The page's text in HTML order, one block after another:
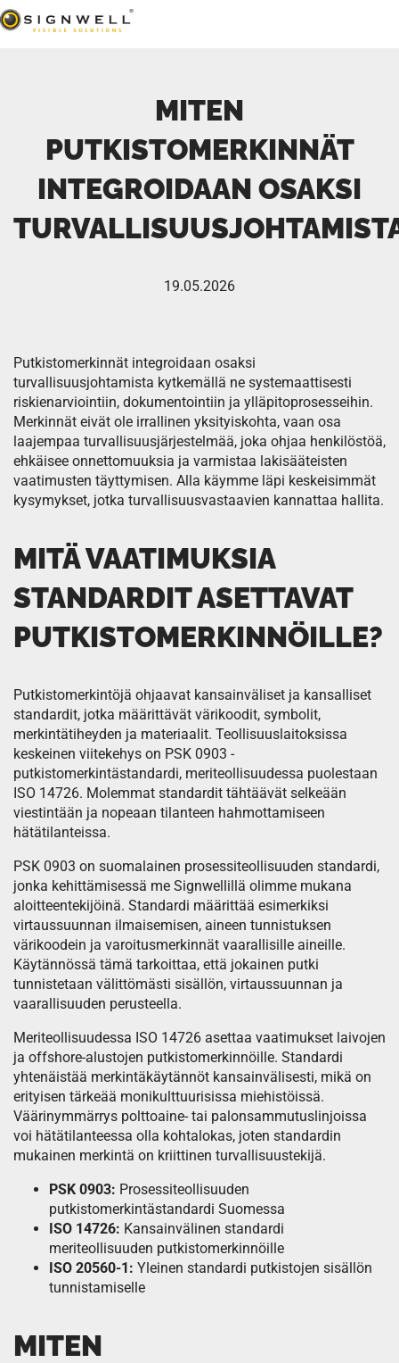
MITEN
PUTKISTOMERKINNÄT
INTEGROIDAAN OSAKSI
19.05.2026
Putkistomerkinnät integroidaan osaksi
turvallisuusjohtamista kytkemällä ne systemaattisesti
riskienarviointiin, dokumentointiin ja ylläpitoprosesseihin.
Merkinnät eivät ole irrallinen yksityiskohta, vaan osa
laajempaa turvallisuusjärjestelmää, joka ohjaa henkilöstöä,
ehkäisee onnettomuuksia ja varmistaa lakisääteisten
vaatimusten täyttymisen. Alla käymme läpi keskeisimmät
kysymykset, jotka turvallisuusvastaavien kannattaa hallita.
MITÄ VAATIMUKSIA
STANDARDIT ASETTAVAT
PUTKISTOMERKINNÖILLE?
Putkistomerkintöjä ohjaavat kansainväliset ja kansalliset
standardit, jotka määrittävät värikoodit, symbolit,
merkintätiheyden ja materiaalit. Teollisuuslaitoksissa
keskeinen viitekehys on PSK 0903 -
putkistomerkintästandardi, meriteollisuudessa puolestaan
ISO 14726. Molemmat standardit tähtäävät selkeään
viestintään ja nopeaan tilanteen hahmottamiseen
hätätilanteissa.
PSK 0903 on suomalainen prosessiteollisuuden standardi,
jonka kehittämisessä me Signwellillä olimme mukana
aloitteentekijöinä. Standardi määrittää esimerkiksi
virtaussuunnan ilmaisemisen, aineen tunnistuksen
värikoodein ja varoitusmerkinnät vaarallisille aineille.
Käytännössä tämä tarkoittaa, että jokainen putki
tunnistetaan välittömästi sisällön, virtaussuunnan ja
vaarallisuuden perusteella.
Meriteollisuudessa ISO 14726 asettaa vaatimukset laivojen
ja offshore-alustojen putkistomerkinnöille. Standardi
yhtenäistää merkintäkäytännöt kansainvälisesti, mikä on
erityisen tärkeää monikulttuurisissa miehistöissä.
Väärinymmärrys polttoaine- tai palonsammutuslinjoissa
voi hätätilanteessa olla kohtalokas, joten standardin
mukainen merkintä on kriittinen turvallisuustekijä.
PSK 0903: Prosessiteollisuuden
putkistomerkintästandardi Suomessa
ISO 14726: Kansainvälinen standardi
meriteollisuuden putkistomerkinnöille
ISO 20560-1: Yleinen standardi putkistojen sisällön
tunnistamiselle
MITEN